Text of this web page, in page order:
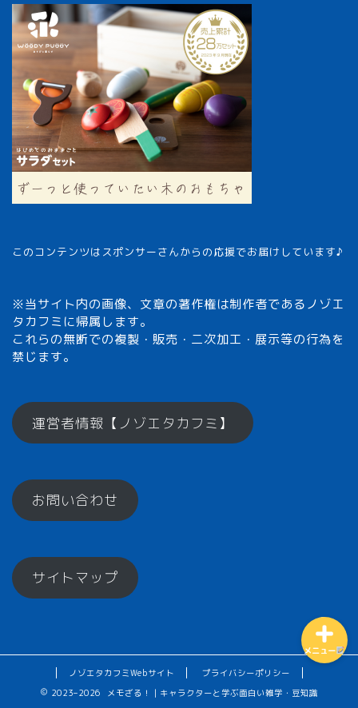
このコンテンツはスポンサーさんからの応援でお届けしています♪
※当サイト内の画像、文章の著作権は制作者であるノゾエ
タカフミに帰属します。
これらの無断での複製・販売・二次加工・展示等の行為を
禁じます。
運営者情報【ノゾエタカフミ】
お問い合わせ
サイトマップ
ノゾエタカフミWebサイト
プライバシーポリシー
2023–2026 メモざる！｜キャラクターと学ぶ面白い雑学・豆知識
メニュー
メモざるとは？